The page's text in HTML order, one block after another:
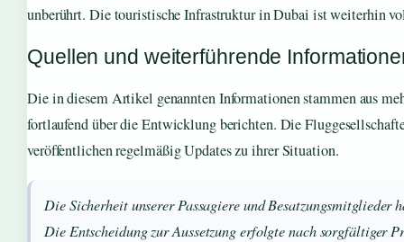
unberührt. Die touristische Infrastruktur in Dubai ist weiterhin
Quellen und weiterführende
Die in diesem Artikel genannten Informationen stammen aus
fortlaufend über die Entwicklung berichten. Die
veröffentlichen regelmäßig Updates zu ihrer Situation.
Die Sicherheit unserer Passagiere und Besatzungsmitglieder
Die Entscheidung zur Aussetzung erfolgte nach sorgfältiger